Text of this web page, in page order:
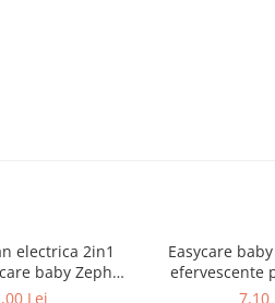
electrica 2in1
baby Zephyr
Lei
Easycare
efervescente
parfum fructe
7,10